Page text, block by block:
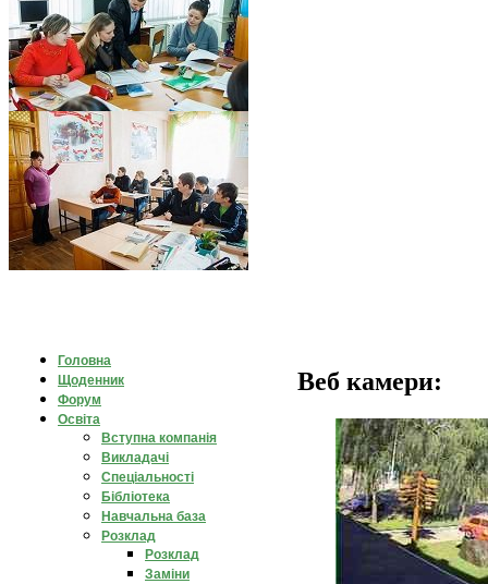
Головна
Щоденник
Форум
Освіта
Вступна компанія
Викладачі
Спеціальності
Бібліотека
Навчальна база
Розклад
Розклад
Заміни
Веб камери: